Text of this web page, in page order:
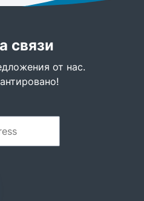
связи
от нас.